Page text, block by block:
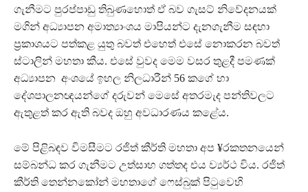
ගැනීමට පුරප්පාඩු තිබුණහොත් ඒ බව ගැසට් නිවේදනයක්
මගින් අධ්‍යාපන අමාත්‍යාංශය මාපියන්ට දැනගැනීම සඳහා
ප‍්‍රකාශයට පත්කළ යුතු බවත් එහෙත් එසේ නොකරන බවත්
ස්ටාලින් මහතා කීය. එසේ වුවද මෙම වසර තුළදී පමණක්
අධ්‍යාපන අංශයේ ඉහල නිලධාරීන් 56 කගේ හා
දේශපාලනඥයන්ගේ දරුවන් මෙසේ අතරමැද පන්තිවලට
ඇතුළත් කර ඇති බවද ඔහු අවධාරණය කළේය.
මේ පිළිබඳව විමසීමට රජිත් කීර්ති මහතා අප ¥රකතනයෙන්
සම්බන්ධ කර ගැනීමට උත්සාහ ගත්තද එය ව්‍යර්ථ විය. රජිත්
කීර්ති තෙන්නකෝන් මහතාගේ ෆෙස්බුක් පිටුවෙහි